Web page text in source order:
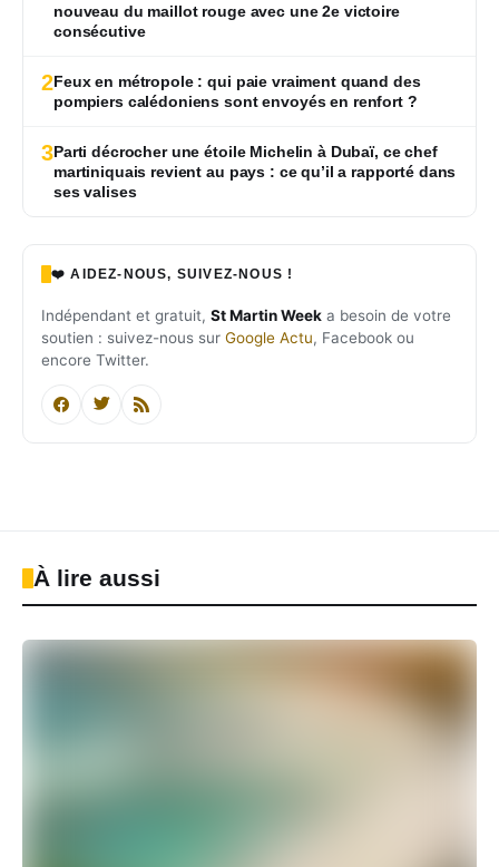
nouveau du maillot rouge avec une 2e victoire
consécutive
2Feux en métropole : qui paie vraiment quand des
pompiers calédoniens sont envoyés en renfort ?
3Parti décrocher une étoile Michelin à Dubaï, ce chef
martiniquais revient au pays : ce qu’il a rapporté dans
ses valises
❤️ AIDEZ-NOUS, SUIVEZ-NOUS !
Indépendant et gratuit, St Martin Week a besoin de votre
soutien : suivez-nous sur Google Actu, Facebook ou
encore Twitter.
À lire aussi